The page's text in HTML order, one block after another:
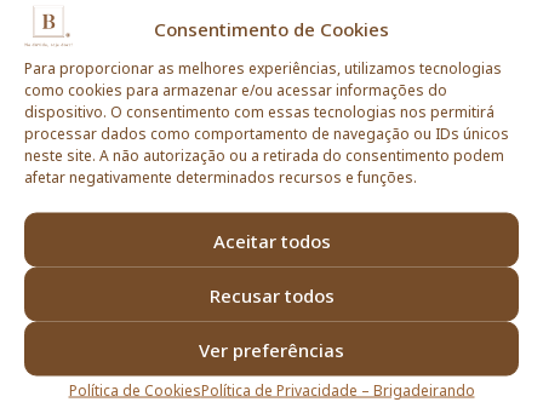
Consentimento de Cookies
Para proporcionar as melhores experiências, utilizamos tecnologias
como cookies para armazenar e/ou acessar informações do
dispositivo. O consentimento com essas tecnologias nos permitirá
processar dados como comportamento de navegação ou IDs únicos
neste site. A não autorização ou a retirada do consentimento podem
afetar negativamente determinados recursos e funções.
Aceitar todos
Recusar todos
Ver preferências
Política de CookiesPolítica de Privacidade – Brigadeirando
sábado, das 16h às 17h. Para solicitar, basta
mencionar isso nas informações adicionais de seu
pedido!
Esgotado
Observações do cliente: